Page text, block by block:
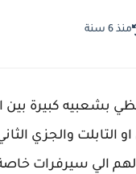
منذ 6 سنة
بشعبيه كبيرة
التابلت والجزي
الي سيرفرات